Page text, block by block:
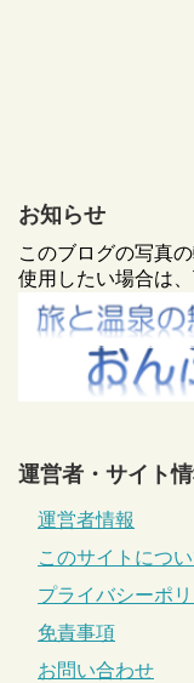
お知らせ
このブログの写真
使用したい場合は
運営者・サイト
運営者情報
このサイトにつ
プライバシーポ
免責事項
お問い合わせ